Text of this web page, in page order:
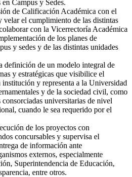
Campus y Sedes.
de Calificación Académica con el
velar el cumplimiento de las distintas
con la Vicerrectoría Académica
de los planes de
y sedes y de las distintas unidades
definición de un modelo integral de
y estratégicas que visibilice el
y representa a la Universidad
y de la sociedad civil, como
universitarias de nivel
cuando le sea requerido por el
de los proyectos con
concursables y supervisa el
de información ante
externos, especialmente
Superintendencia de Educación,
entre otros.